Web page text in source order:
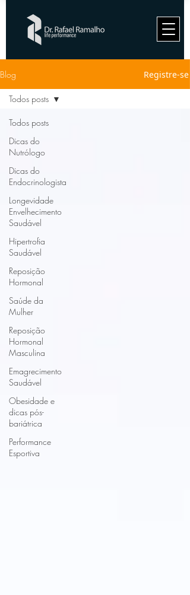
Blog Registre-se
Todos posts
Dicas do
Nutrólogo
Dicas do
Endocrinologista
Longevidade
Envelhecimento
Saudável
Hipertrofia
Saudável
Reposição
Hormonal
Saúde da
Mulher
Reposição
Hormonal
Masculina
Emagrecimento
Saudável
Obesidade e
dicas pós-
bariátrica
Performance
Esportiva
Todos posts